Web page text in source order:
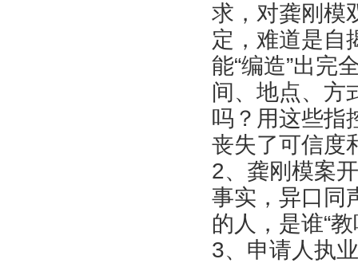
求，对龚刚模
定，难道是自
能“编造”出完
间、地点、方
吗？用这些指
丧失了可信度
2、龚刚模案
事实，异口同
的人，是谁“
3、申请人执